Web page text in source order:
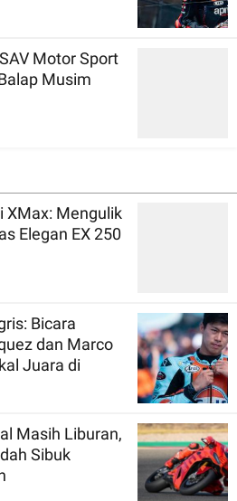
Motor Sport
Musim
XMax: Mengulik
Elegan EX 250
Bicara
dan Marco
Juara di
Masih Liburan,
Sibuk